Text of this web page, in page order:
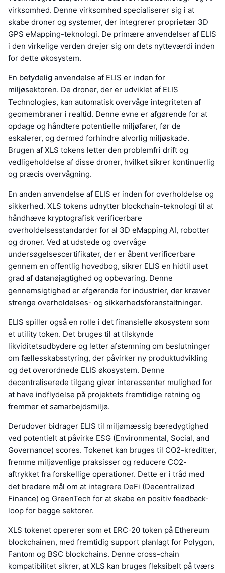
virksomhed. Denne virksomhed specialiserer sig i at
skabe droner og systemer, der integrerer proprietær 3D
GPS eMapping-teknologi. De primære anvendelser af ELIS
i den virkelige verden drejer sig om dets nytteværdi inden
for dette økosystem.
En betydelig anvendelse af ELIS er inden for
miljøsektoren. De droner, der er udviklet af ELIS
Technologies, kan automatisk overvåge integriteten af
geomembraner i realtid. Denne evne er afgørende for at
opdage og håndtere potentielle miljøfarer, før de
eskalerer, og dermed forhindre alvorlig miljøskade.
Brugen af XLS tokens letter den problemfri drift og
vedligeholdelse af disse droner, hvilket sikrer kontinuerlig
og præcis overvågning.
En anden anvendelse af ELIS er inden for overholdelse og
sikkerhed. XLS tokens udnytter blockchain-teknologi til at
håndhæve kryptografisk verificerbare
overholdelsesstandarder for al 3D eMapping AI, robotter
og droner. Ved at udstede og overvåge
undersøgelsescertifikater, der er åbent verificerbare
gennem en offentlig hovedbog, sikrer ELIS en hidtil uset
grad af datanøjagtighed og opbevaring. Denne
gennemsigtighed er afgørende for industrier, der kræver
strenge overholdelses- og sikkerhedsforanstaltninger.
ELIS spiller også en rolle i det finansielle økosystem som
et utility token. Det bruges til at tilskynde
likviditetsudbydere og letter afstemning om beslutninger
om fællesskabsstyring, der påvirker ny produktudvikling
og det overordnede ELIS økosystem. Denne
decentraliserede tilgang giver interessenter mulighed for
at have indflydelse på projektets fremtidige retning og
fremmer et samarbejdsmiljø.
Derudover bidrager ELIS til miljømæssig bæredygtighed
ved potentielt at påvirke ESG (Environmental, Social, and
Governance) scores. Tokenet kan bruges til CO2-kreditter,
fremme miljøvenlige praksisser og reducere CO2-
aftrykket fra forskellige operationer. Dette er i tråd med
det bredere mål om at integrere DeFi (Decentralized
Finance) og GreenTech for at skabe en positiv feedback-
loop for begge sektorer.
XLS tokenet opererer som et ERC-20 token på Ethereum
blockchainen, med fremtidig support planlagt for Polygon,
Fantom og BSC blockchains. Denne cross-chain
kompatibilitet sikrer, at XLS kan bruges fleksibelt på tværs